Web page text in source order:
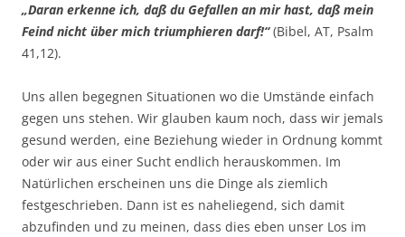
„Daran erkenne ich, daß du Gefallen an mir hast, daß mein
Feind nicht über mich triumphieren darf!“(Bibel, AT, Psalm
41,12).
Uns allen begegnen Situationen wo die Umstände einfach
gegen uns stehen. Wir glauben kaum noch, dass wir jemals
gesund werden, eine Beziehung wieder in Ordnung kommt
oder wir aus einer Sucht endlich herauskommen. Im
Natürlichen erscheinen uns die Dinge als ziemlich
festgeschrieben. Dann ist es naheliegend, sich damit
abzufinden und zu meinen, dass dies eben unser Los im